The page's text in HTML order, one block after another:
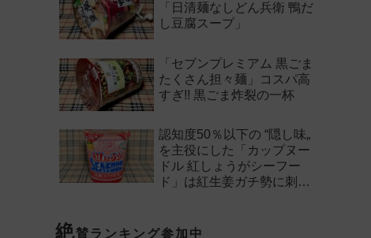
「日清麺なしどん兵衛 鴨だ
し豆腐スープ」
「セブンプレミアム 黒ごま
たくさん担々麺」コスパ高
すぎ!! 黒ごま炸裂の一杯
認知度50％以下の “隠し味„
を主役にした「カップヌー
ドル 紅しょうがシーフー
ド」は紅生姜ガチ勢に刺さ
絶賛ランキング参加中